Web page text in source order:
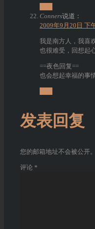
Conners说道：
2009年9月20日 下
我是南方人，我喜
也很难受，回想起
==夜色回复==
也会想起幸福的事
发表回复
您的邮箱地址不会被公开。
评论 *